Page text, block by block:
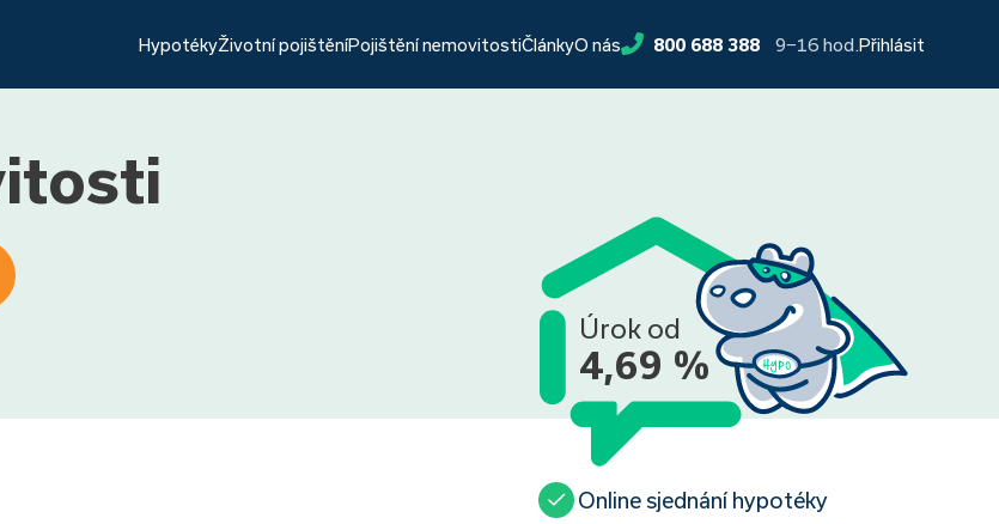
HypotékyŽivotní pojištěníPojištění nemovitostiČlánkyO nás 800 688 388 9−16 hod. Přihlásit
Úrok od
4,69 %
Online sjednání hypotéky